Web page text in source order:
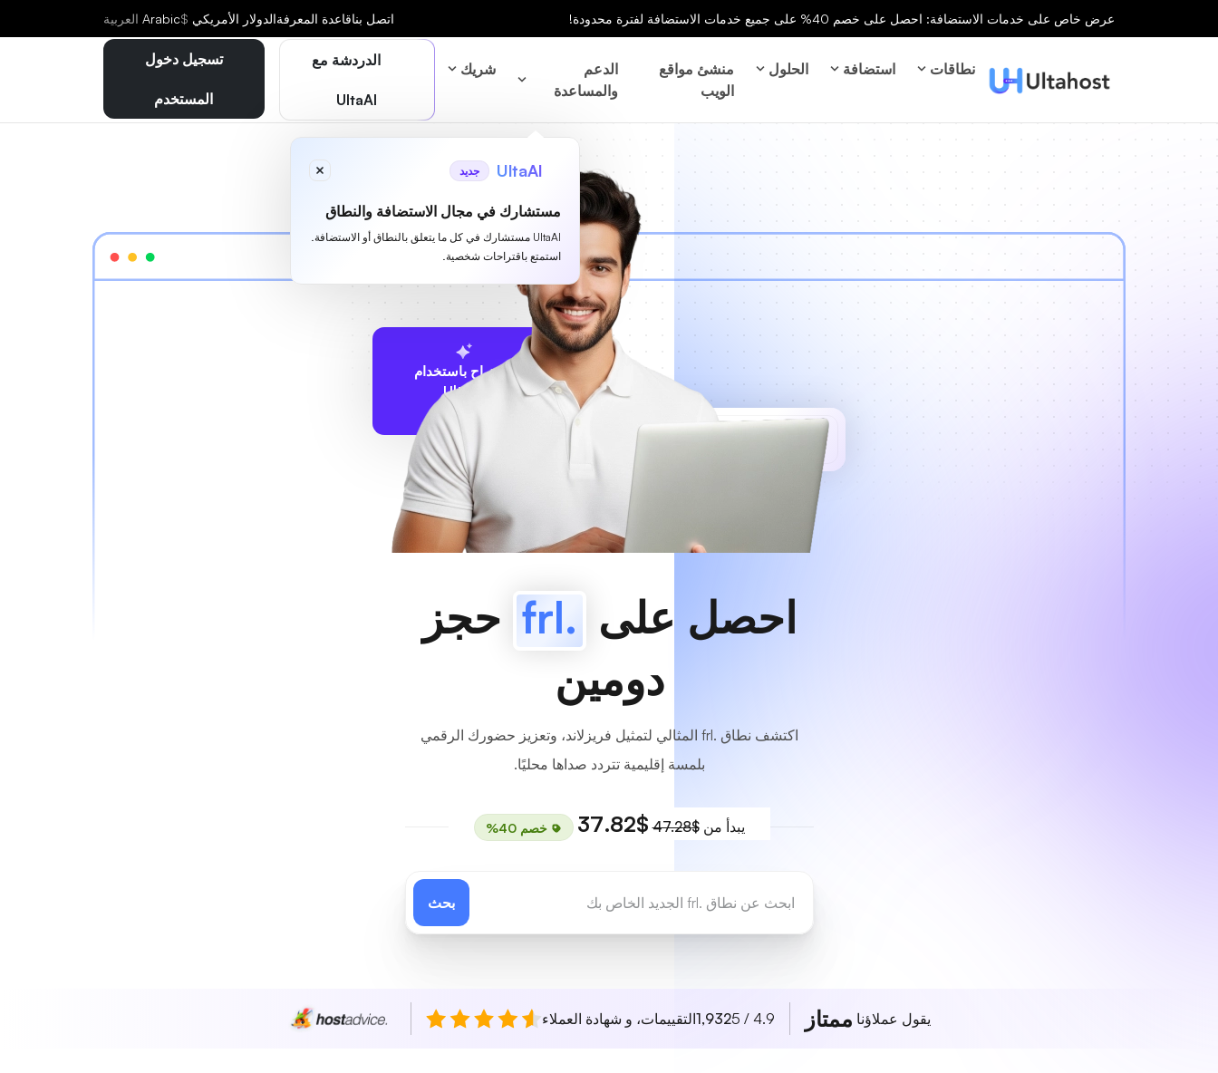
عرض خاص على خدمات الاستضافة: احصل على خصم 40% على جميع خدمات الاستضافة لفترة محدودة! اتصل بناقاعدة المعرفةالدولار الأمريكي $
Arabic العربية
نطاقات استضافة الحلول
منشئ مواقع
الويب
الدعم
والمساعدة
شريك الدردشة مع
UltaAI
UltaAI جديد
مستشارك في مجال الاستضافة والنطاق
UltaAI مستشارك في كل ما يتعلق بالنطاق أو الاستضافة.
استمتع باقتراحات شخصية.
تسجيل دخول
المستخدم
الاقتراح باستخدام
UltaAI
متاح!
احصل على .frl
حجز
دومين
اكتشف نطاق .frl المثالي لتمثيل فريزلاند، وتعزيز حضورك الرقمي
بلمسة إقليمية تتردد صداها محليًا.
يبدأ من$47.28
$37.82 خصم 40%
بحث
يقول عملاؤنا ممتاز 4.9 / 5
1,932التقييمات، و شهادة العملاء